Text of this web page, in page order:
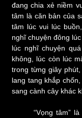
đang chia xẻ niềm
tâm là căn bản của
tâm lúc vui lúc
nghĩ chuyện đông
lúc nghĩ chuyện
không, lúc còn lúc
trong từng giây
lang tang khắp
sang cành cây khác
“Vọng tâm” là